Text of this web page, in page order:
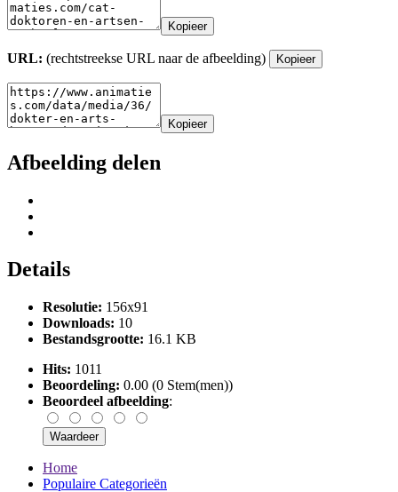
Kopieer
URL: (rechtstreekse URL naar de afbeelding) Kopieer
Kopieer
Afbeelding delen
Details
Resolutie: 156x91
Downloads: 10
Bestandsgrootte: 16.1 KB
Hits: 1011
Beoordeling: 0.00 (0 Stem(men))
Beoordeel afbeelding:
Home
Populaire Categorieën